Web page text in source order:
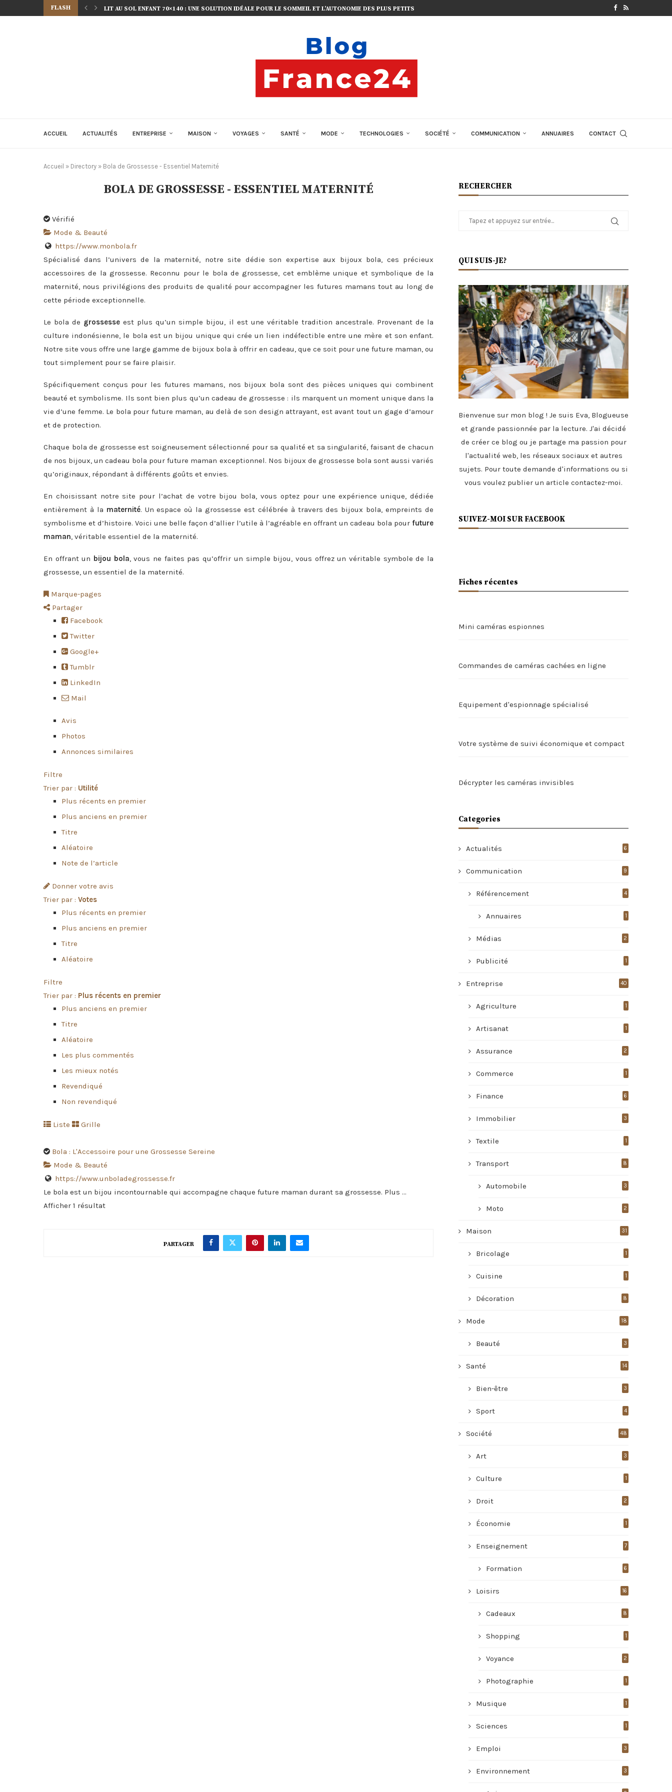
FLASH LIT AU SOL ENFANT 70×140 : UNE SOLUTION IDÉALE POUR LE SOMMEIL ET L’AUTONOMIE DES PLUS PETITS
ACCUEIL ACTUALITÉS ENTREPRISE MAISON VOYAGES SANTÉ MODE TECHNOLOGIES SOCIÉTÉ COMMUNICATION ANNUAIRES CONTACT
Accueil » Directory » Bola de Grossesse - Essentiel Maternité
BOLA DE GROSSESSE - ESSENTIEL MATERNITÉ
Vérifié
Mode & Beauté
https://www.monbola.fr
Spécialisé dans l’univers de la maternité, notre site dédie son expertise aux bijoux bola, ces précieux
accessoires de la grossesse. Reconnu pour le bola de grossesse, cet emblème unique et symbolique de la
maternité, nous privilégions des produits de qualité pour accompagner les futures mamans tout au long de
cette période exceptionnelle.
Le bola de grossesse est plus qu’un simple bijou, il est une véritable tradition ancestrale. Provenant de la
culture indonésienne, le bola est un bijou unique qui crée un lien indéfectible entre une mère et son enfant.
Notre site vous offre une large gamme de bijoux bola à offrir en cadeau, que ce soit pour une future maman, ou
tout simplement pour se faire plaisir.
Spécifiquement conçus pour les futures mamans, nos bijoux bola sont des pièces uniques qui combinent
beauté et symbolisme. Ils sont bien plus qu’un cadeau de grossesse : ils marquent un moment unique dans la
vie d’une femme. Le bola pour future maman, au delà de son design attrayant, est avant tout un gage d’amour
et de protection.
Chaque bola de grossesse est soigneusement sélectionné pour sa qualité et sa singularité, faisant de chacun
de nos bijoux, un cadeau bola pour future maman exceptionnel. Nos bijoux de grossesse bola sont aussi variés
qu’originaux, répondant à différents goûts et envies.
En choisissant notre site pour l’achat de votre bijou bola, vous optez pour une expérience unique, dédiée
entièrement à la maternité. Un espace où la grossesse est célébrée à travers des bijoux bola, empreints de
symbolisme et d’histoire. Voici une belle façon d’allier l’utile à l’agréable en offrant un cadeau bola pour future
maman, véritable essentiel de la maternité.
En offrant un bijou bola, vous ne faites pas qu’offrir un simple bijou, vous offrez un véritable symbole de la
grossesse, un essentiel de la maternité.
Marque-pages
Partager
Facebook
Twitter
Google+
Tumblr
LinkedIn
Mail
Avis
Photos
Annonces similaires
Filtre
Trier par : Utilité
Plus récents en premier
Plus anciens en premier
Titre
Aléatoire
Note de l’article
Donner votre avis
Trier par : Votes
Plus récents en premier
Plus anciens en premier
Titre
Aléatoire
Filtre
Trier par : Plus récents en premier
Plus anciens en premier
Titre
Aléatoire
Les plus commentés
Les mieux notés
Revendiqué
Non revendiqué
Liste Grille
Bola : L'Accessoire pour une Grossesse Sereine
Mode & Beauté
https://www.unboladegrossesse.fr
Le bola est un bijou incontournable qui accompagne chaque future maman durant sa grossesse. Plus ...
Afficher 1 résultat
PARTAGER
RECHERCHER
QUI SUIS-JE?
Bienvenue sur mon blog ! Je suis Eva, Blogueuse
et grande passionnée par la lecture. J'ai décidé
de créer ce blog ou je partage ma passion pour
l'actualité web, les réseaux sociaux et autres
sujets. Pour toute demande d'informations ou si
vous voulez publier un article contactez-moi.
SUIVEZ-MOI SUR FACEBOOK
Fiches récentes
Mini caméras espionnes
Commandes de caméras cachées en ligne
Equipement d'espionnage spécialisé
Votre système de suivi économique et compact
Décrypter les caméras invisibles
Categories
Actualités 6
Communication 9
Référencement 4
Annuaires 1
Médias 2
Publicité 1
Entreprise 40
Agriculture 1
Artisanat 1
Assurance 2
Commerce 1
Finance 6
Immobilier 3
Textile 1
Transport 8
Automobile 3
Moto 2
Maison 31
Bricolage 1
Cuisine 1
Décoration 8
Mode 18
Beauté 3
Santé 14
Bien-être 3
Sport 4
Société 48
Art 3
Culture 1
Droit 2
Économie 1
Enseignement 7
Formation 6
Loisirs 16
Cadeaux 8
Shopping 1
Voyance 2
Photographie 1
Musique 1
Sciences 1
Emploi 3
Environnement 3